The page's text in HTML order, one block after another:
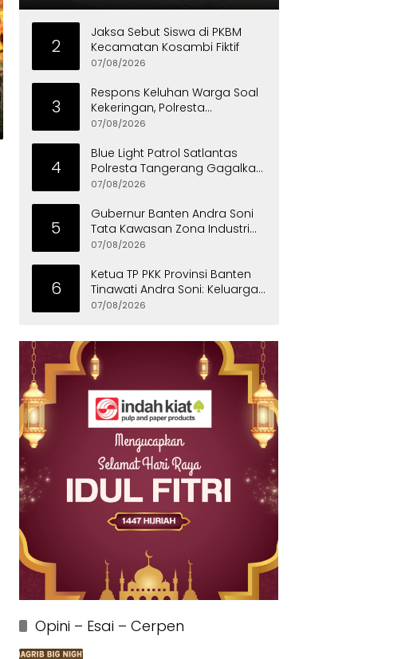
2
Jaksa Sebut Siswa di PKBM
Kecamatan Kosambi Fiktif
07/08/2026
3
Respons Keluhan Warga Soal
Kekeringan, Polresta
Tangerang Salurkan Bantuan
07/08/2026
4
Blue Light Patrol Satlantas
Polresta Tangerang Gagalkan
Aksi Curanmor, Dua Pria
07/08/2026
5
Gubernur Banten Andra Soni
Tata Kawasan Zona Industri
Serang Barat
07/08/2026
6
Ketua TP PKK Provinsi Banten
Tinawati Andra Soni: Keluarga
Adalah Sekolah Pertama
07/08/2026
Opini – Esai – Cerpen